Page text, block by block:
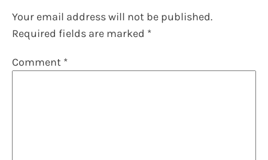
Your email address will not be published.
Required fields are marked *
Comment *